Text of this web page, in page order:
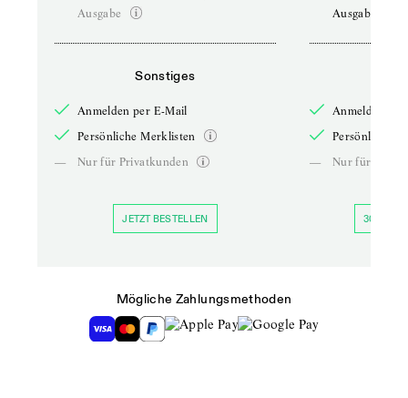
Ausgabe
Sonstiges
Anmelden per E-Mail
Persönliche Merklisten
—
Nur für Privatkunden
JETZT BESTELLEN
Ausgabe
Anmelden
Persönliche
—
Nur für
30 TAGE
Mögliche Zahlungsmethoden